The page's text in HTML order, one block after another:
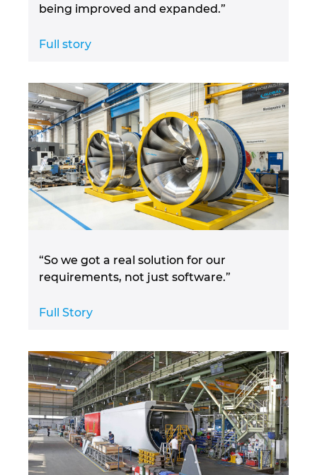
being improved and expanded.”
Full story
“So we got a real solution for our
requirements, not just software.”
Full Story